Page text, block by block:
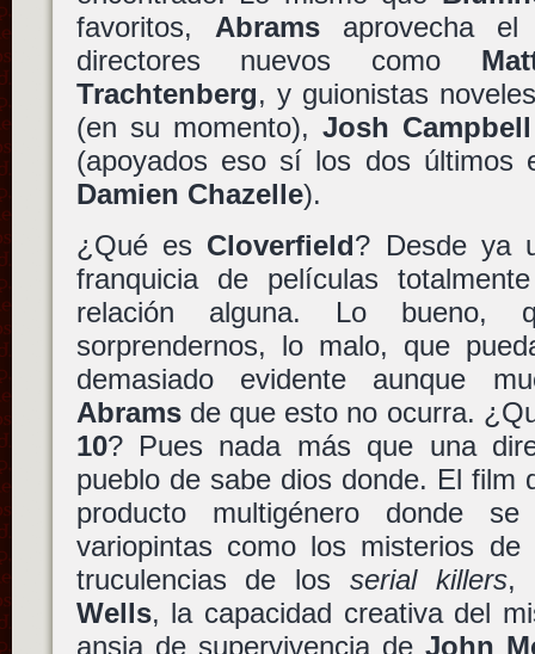
favoritos, Abramsaprovecha el
directores nuevos como
Trachtenberg, y guionistas
(en su momento), Josh Campbell
(apoyados eso sí los dos últimos
Damien Chazelle).
¿Qué es Cloverfield? Desde ya
franquicia de películas
relación alguna. Lo bueno,
sorprendernos, lo malo, que
demasiado evidente aunque
Abramsde que esto no ocurra.
10? Pues nada más que una
pueblo de sabe dios donde. El film
producto multigénero donde
variopintas como los misterios de
truculencias de los serial killers,
Wells, la capacidad creativa del
ansia de supervivencia de John